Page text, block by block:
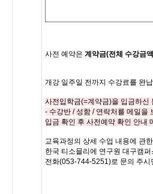
사전 예약은 계약금(전체 수강금
개강 일주일 전까지 수강료를 완
사전입학금(=계약금)을 입금하신
- 수강반 / 성함 / 연락처를 메일을
입금 확인 후 사전예약 확인 안내
교육과정의 상세 수업 내용에 관한
한국 티소믈리에 연구원 대구캠
전화(053-744-5251)로 문의 주시